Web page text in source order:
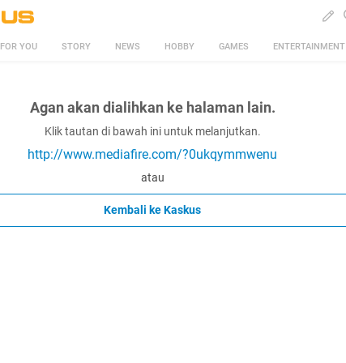
FOR YOU STORY NEWS HOBBY GAMES ENTERTAINMENT
Agan akan dialihkan ke halaman lain.
Klik tautan di bawah ini untuk melanjutkan.
http://www.mediafire.com/?0ukqymmwenu
atau
Kembali ke Kaskus